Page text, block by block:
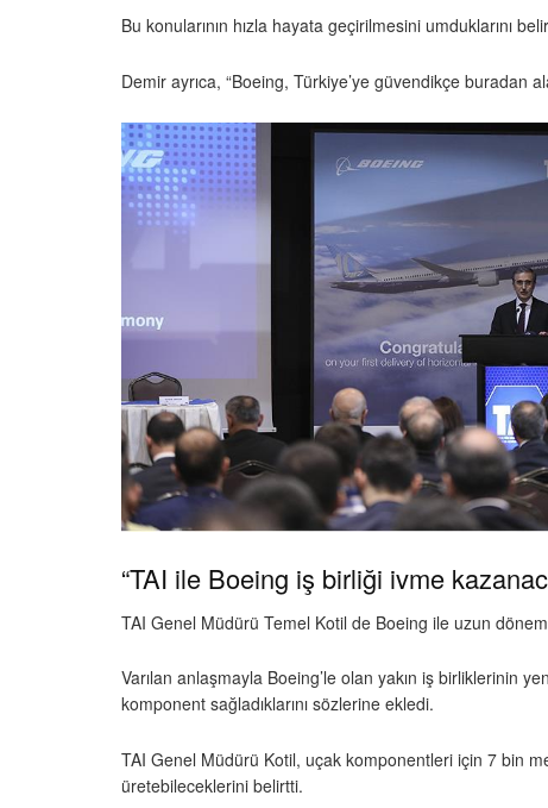
Bu konularının hızla hayata geçirilmesini umduklarını
Demir ayrıca, “Boeing, Türkiye’ye güvendikçe buradan
“TAI ile Boeing iş birliği ivme
TAI Genel Müdürü Temel Kotil de Boeing ile uzun
Varılan anlaşmayla Boeing’le olan yakın iş birliklerinin
komponent sağladıklarını sözlerine ekledi.
TAI Genel Müdürü Kotil, uçak komponentleri için 7 bin
üretebileceklerini belirtti.